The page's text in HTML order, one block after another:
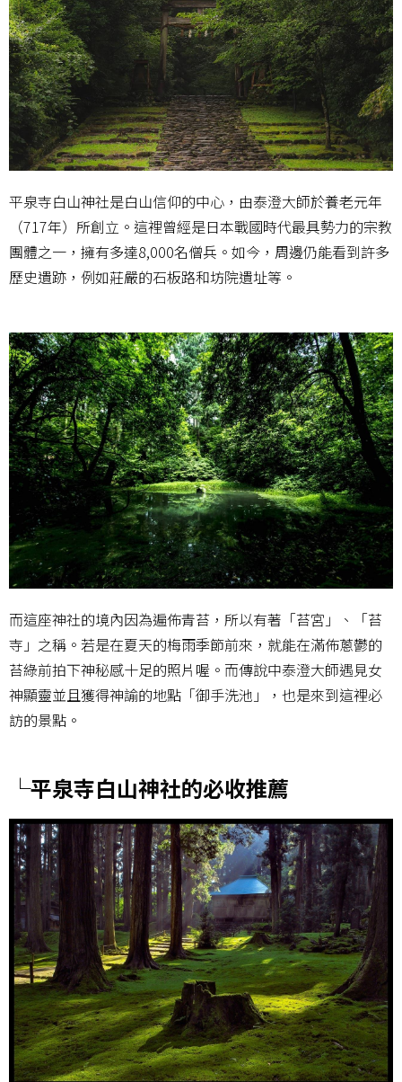
平泉寺白山神社是白山信仰的中心，由泰澄大師於養老元年
（717年）所創立。這裡曾經是日本戰國時代最具勢力的宗教
團體之一，擁有多達8,000名僧兵。如今，周邊仍能看到許多
歷史遺跡，例如莊嚴的石板路和坊院遺址等。
而這座神社的境內因為遍佈青苔，所以有著「苔宮」、「苔
寺」之稱。若是在夏天的梅雨季節前來，就能在滿佈蔥鬱的
苔綠前拍下神秘感十足的照片喔。而傳說中泰澄大師遇見女
神顯靈並且獲得神諭的地點「御手洗池」，也是來到這裡必
訪的景點。
└平泉寺白山神社的必收推薦